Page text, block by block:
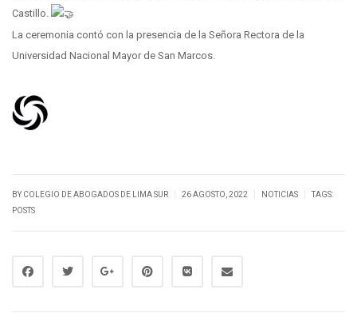
Castillo.
La ceremonia contó con la presencia de la Señora Rectora de la
Universidad Nacional Mayor de San Marcos.
BYCOLEGIO DE ABOGADOS DE LIMA SUR 26 AGOSTO, 2022 NOTICIAS
TAGS:
POSTS